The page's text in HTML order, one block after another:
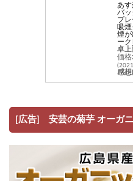
あ
バッ
プ
吸
煙が
ー
卓上
価格:
感想
[広告] 安芸の菊芋 オーガ